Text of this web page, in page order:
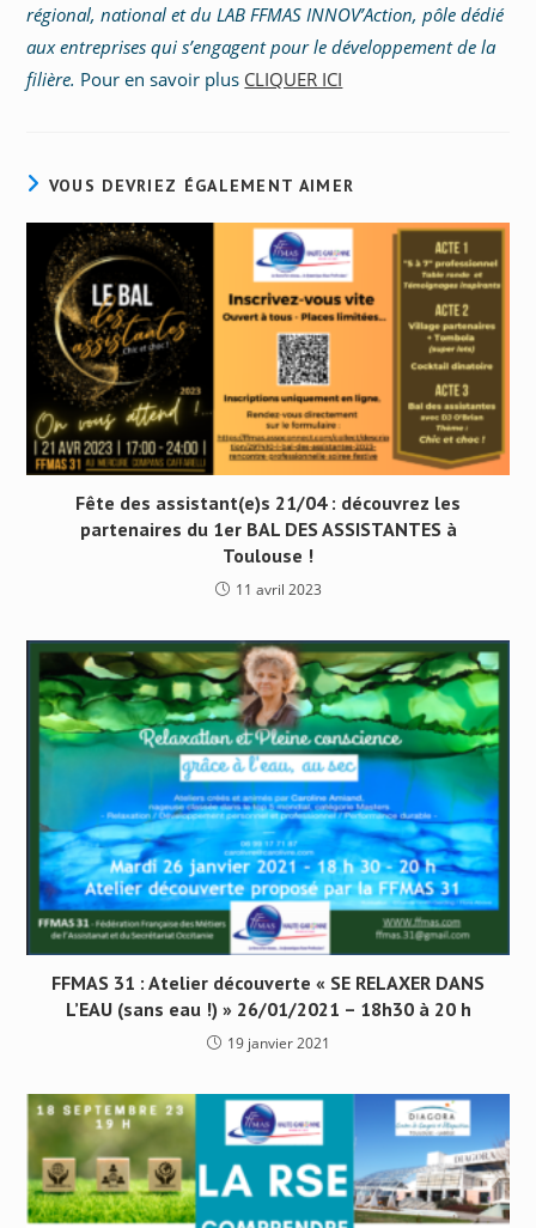
régional, national et du LAB FFMAS INNOV’Action, pôle dédié
aux entreprises qui s’engagent pour le développement de la
filière. Pour en savoir plus CLIQUER ICI
VOUS DEVRIEZ ÉGALEMENT AIMER
Fête des assistant(e)s 21/04 : découvrez les
partenaires du 1er BAL DES ASSISTANTES à
Toulouse !
11 avril 2023
FFMAS 31 : Atelier découverte « SE RELAXER DANS
L’EAU (sans eau !) » 26/01/2021 – 18h30 à 20 h
19 janvier 2021